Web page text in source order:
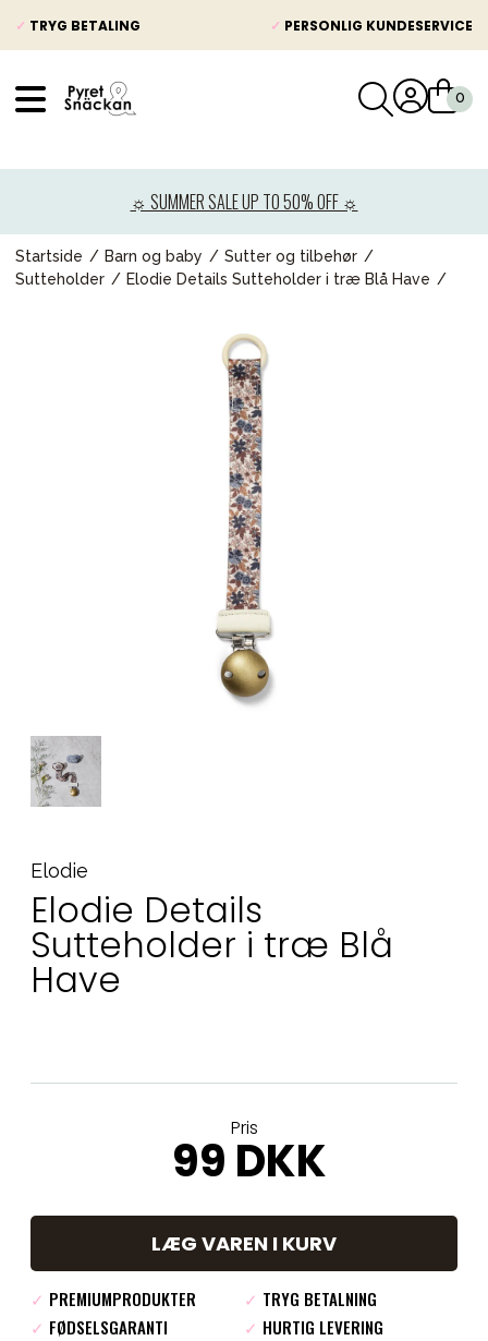
✓ TRYG BETALING ✓ PERSONLIG KUNDESERVICE
☼ SUMMER SALE UP TO 50% OFF ☼
Startside Barn og baby
Sutter og tilbehør
Sutteholder
Elodie Details Sutteholder i træ Blå Have
Elodie
Elodie Details
Sutteholder i træ Blå
Have
Pris
99 DKK
LÆG VAREN I KURV
✓ PREMIUMPRODUKTER ✓ TRYG BETALNING
✓ FØDSELSGARANTI ✓ HURTIG LEVERING
Barnevogne
Autostole
Baby
Legetøj og spil
Mor & Far
Møbler & sengetøj
Tilbehør
Reservedele
Kampagner
Tips til gaver
Vores favoritter
Mærker
Sol og svømning